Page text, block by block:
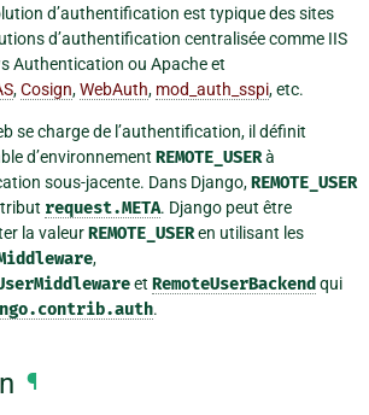
d’authentification est typique des sites
d’authentification centralisée comme IIS
Authentication ou Apache et
,Cosign,WebAuth, mod_auth_sspi, etc.
se charge de l’authentification, il définit
d’environnement REMOTE_USERà
sous-jacente. Dans Django,REMOTE_USER
request.META. Django peut être
la valeurREMOTE_USERen utilisant les
,
et RemoteUserBackend qui
.
¶